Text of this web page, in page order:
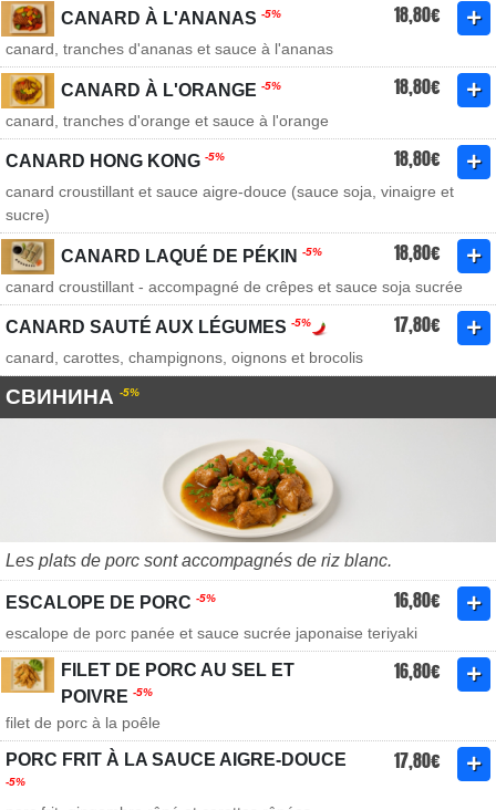
CANARD À L'ANANAS -5% 18,80€
canard, tranches d'ananas et sauce à l'ananas
CANARD À L'ORANGE -5% 18,80€
canard, tranches d'orange et sauce à l'orange
CANARD HONG KONG -5% 18,80€
canard croustillant et sauce aigre-douce (sauce soja, vinaigre et
sucre)
CANARD LAQUÉ DE PÉKIN -5% 18,80€
canard croustillant - accompagné de crêpes et sauce soja sucrée
CANARD SAUTÉ AUX LÉGUMES -5% 17,80€
canard, carottes, champignons, oignons et brocolis
СВИНИНА -5%
Les plats de porc sont accompagnés de riz blanc.
ESCALOPE DE PORC -5% 16,80€
escalope de porc panée et sauce sucrée japonaise teriyaki
FILET DE PORC AU SEL ET
POIVRE -5%
16,80€
filet de porc à la poêle
PORC FRIT À LA SAUCE AIGRE-DOUCE
-5%
17,80€